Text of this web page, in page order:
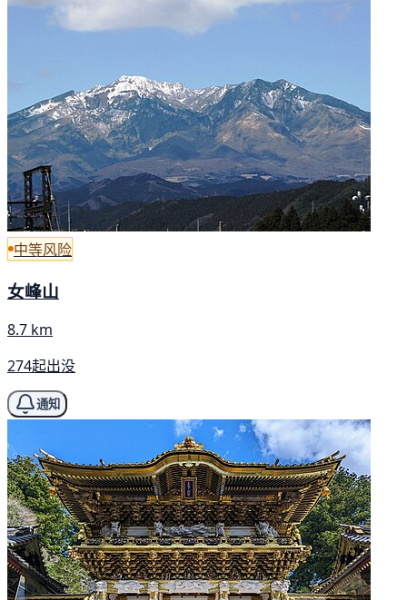
中等风险
女峰山
8.7 km
274起出没
通知